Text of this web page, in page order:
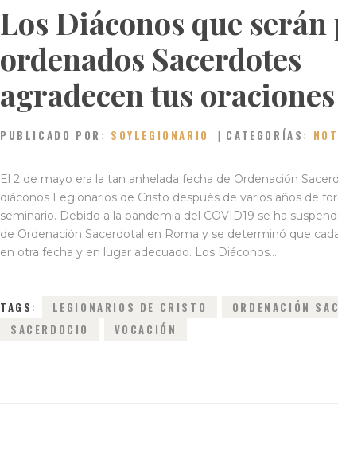
Los Diáconos que
ordenados Sacerdotes
agradecen tus oraciones
PUBLICADO POR: SOYLEGIONARIO CATEGORÍAS:
El 2 de mayo era la tan anhelada fecha de Ordenación
diáconos Legionarios de Cristo después de varios años de
seminario. Debido a la pandemia del COVID19 se ha
de Ordenación Sacerdotal en Roma y se determinó que
en otra fecha y en lugar adecuado. Los Diáconos…
TAGS: LEGIONARIOS DE CRISTO
ORDENACIÓN
SACERDOCIO
VOCACIÓN